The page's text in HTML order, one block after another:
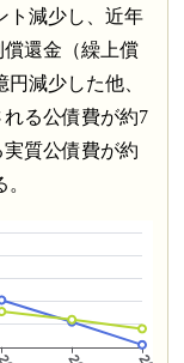
ト減少し、近年
還金（繰上償
減少した他、
る公債費が約7
質公債費が約